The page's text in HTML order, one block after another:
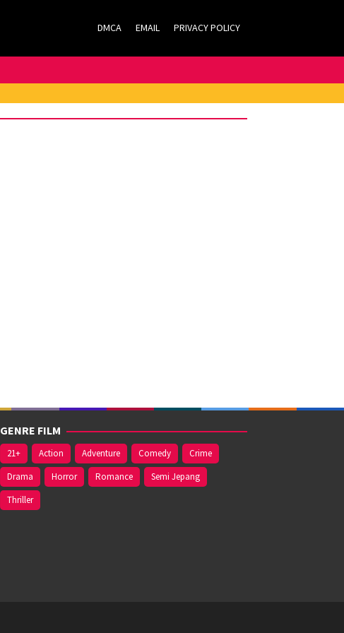
DMCA EMAIL PRIVACY POLICY
GENRE FILM
21+ Action Adventure Comedy
Crime
Drama
Horror Romance
Semi Jepang
Thriller